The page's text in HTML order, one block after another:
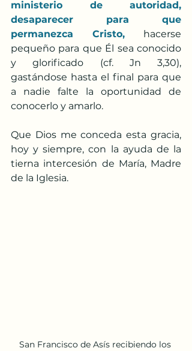
ministerio de autoridad,
desaparecer para que
permanezca Cristo, hacerse
pequeño para que Él sea conocido
y glorificado (cf. Jn 3,30),
gastándose hasta el final para que
a nadie falte la oportunidad de
conocerlo y amarlo.
Que Dios me conceda esta gracia,
hoy y siempre, con la ayuda de la
tierna intercesión de María, Madre
de la Iglesia.
San Francisco de Asís recibiendo los